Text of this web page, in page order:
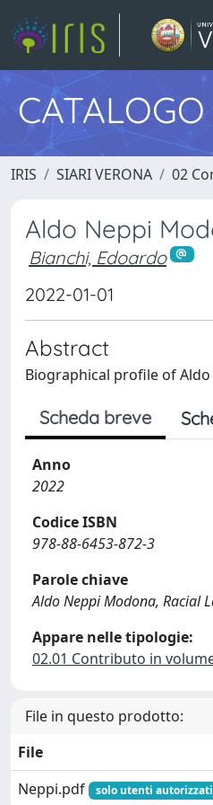
IRIS SIARI VERONA 02
Aldo Neppi
Bianchi, Edoardo
2022-01-01
Abstract
Biographical profile of
Scheda breve
Anno
2022
Codice ISBN
978-88-6453-872-3
Parole chiave
Aldo Neppi Modona, Racial
Appare nelle tipologie:
02.01 Contributo in
File in questo prodotto:
File
Neppi.pdf
solo utenti autorizzati